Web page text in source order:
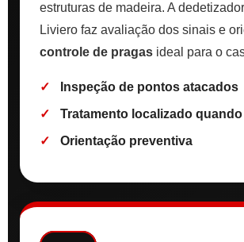
estruturas de madeira. A
Liviero faz avaliação dos sinais e
controle de pragas ideal para o
Inspeção de pontos atacados
Tratamento localizado
Orientação preventiva